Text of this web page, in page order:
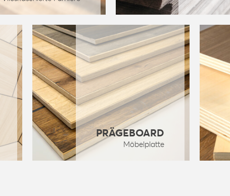
PRÄGEBOARD
Möbelplatte